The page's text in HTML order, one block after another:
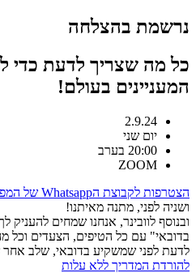
נרשמת בהצלחה
כל מה שצריך לדעת כדי
המעניינים בעולם!
2.9.24
יום שני
20:00 בערב
ZOOM
הצטרפות לקבוצת הWhatsapp של המפגש
ושניה לפני, מתנה מאיתנו!
ובנוסף לוובינר, אנחנו שמחים
בדובאי" עם כל הטיפים, הצעדים וכל
לדעת לפני שמשקיע בדובאי, שלב אחר
להורדת המדריך ללא עלות